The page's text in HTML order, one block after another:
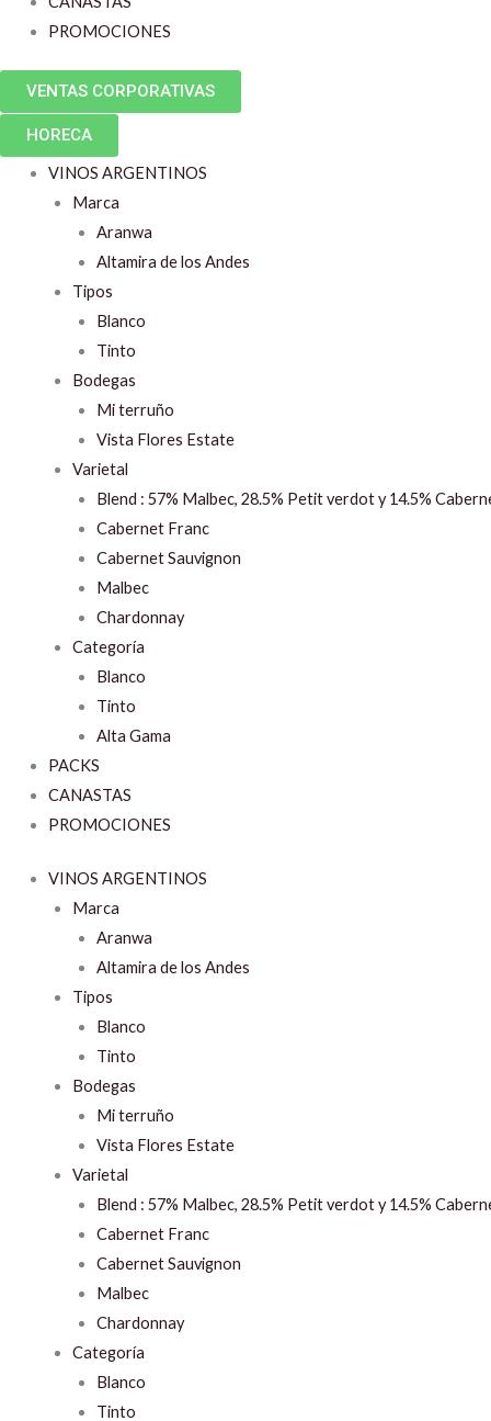
PROMOCIONES
VENTAS CORPORATIVAS
HORECA
VINOS ARGENTINOS
Marca
Aranwa
Altamira de los Andes
Tipos
Blanco
Tinto
Bodegas
Mi terruño
Vista Flores Estate
Varietal
Blend : 57% Malbec, 28.5% Petit verdot y 14.5%
Cabernet Franc
Cabernet Sauvignon
Malbec
Chardonnay
Categoría
Blanco
Tinto
Alta Gama
PACKS
CANASTAS
PROMOCIONES
VINOS ARGENTINOS
Marca
Aranwa
Altamira de los Andes
Tipos
Blanco
Tinto
Bodegas
Mi terruño
Vista Flores Estate
Varietal
Blend : 57% Malbec, 28.5% Petit verdot y 14.5%
Cabernet Franc
Cabernet Sauvignon
Malbec
Chardonnay
Categoría
Blanco
Tinto